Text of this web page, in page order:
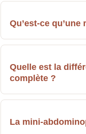
Qu’est-ce
Quelle est la
complète ?
La mini-